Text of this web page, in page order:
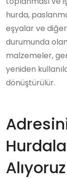
hurda,
eşyalar ve
durumunda
malzemeler,
yeniden
dönüştürülür.
Alıyoruz